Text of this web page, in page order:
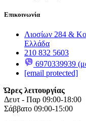
Επικοινωνία
Λιοσίων 284 &
Ελλάδα
210 832 5603
6970339939
[email protected]
Ώρες λειτουργίας
Δευτ - Παρ 09:00-18:00
Σάββατο 09:00-15:00